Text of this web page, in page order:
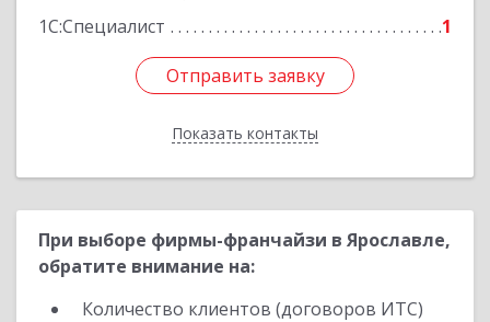
1С:Специалист
1
Отправить заявку
Показать контакты
Отправить заявку
Назад
При выборе фирмы-франчайзи в Ярославле,
обратите внимание на:
Количество клиентов (договоров ИТС)